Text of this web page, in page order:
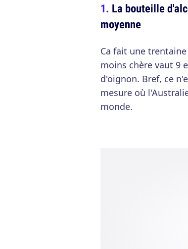
La bouteille
moyenne
Ca fait une
moins chère vaut 9
d'oignon. Bref, ce
mesure où
monde.